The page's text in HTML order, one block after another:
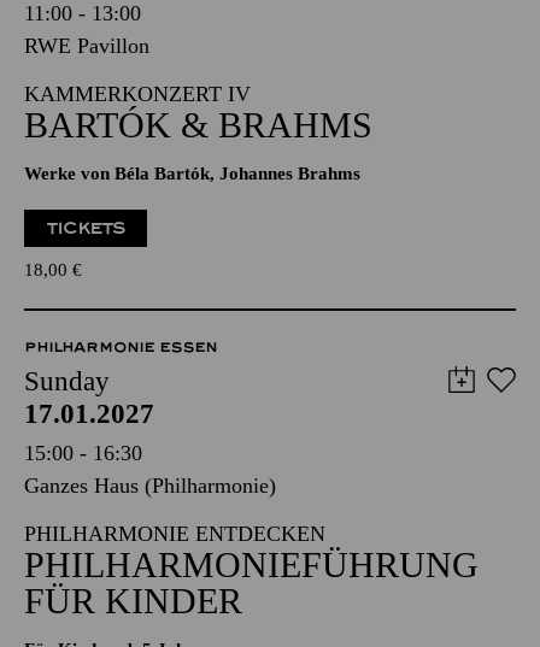
11:00 - 13:00
RWE Pavillon
KAMMERKONZERT IV
BARTÓK & BRAHMS
Werke von Béla Bartók, Johannes Brahms
TICKETS
18,00 €
PHILHARMONIE ESSEN
Sunday
17.01.2027
15:00 - 16:30
Ganzes Haus (Philharmonie)
PHILHARMONIE ENTDECKEN
PHILHARMONIEFÜHRUNG
FÜR KINDER